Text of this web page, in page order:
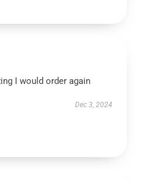
I would order again
Dec 3, 2024